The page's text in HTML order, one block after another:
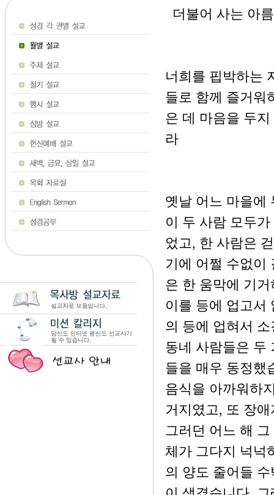
더불어 사는 아
너희를 핍박하는
들로 함께 즐거워
은 데 마음을 두
라
옛날 어느 마을에
이 두 사람 모두
었고, 한 사람은
기에 어쩔 수없이
은 한 움막에 기
이를 등에 업고서
의 등에 업혀서
동네 사람들은 두
들을 매우 동정했
음식을 아까워하
거지였고, 또 장
그러던 어느 해
체가 그다지 넉넉
의 양도 줄어들